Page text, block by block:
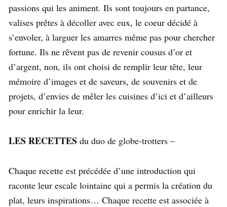
passions qui les animent. Ils sont toujours en partance,
valises prêtes à décoller avec eux, le coeur décidé à
s’envoler, à larguer les amarres même pas pour chercher
fortune. Ils ne rêvent pas de revenir cousus d’or et
d’argent, non, ils ont choisi de remplir leur tête, leur
mémoire d’images et de saveurs, de souvenirs et de
projets, d’envies de mêler les cuisines d’ici et d’ailleurs
pour enrichir la leur.
LES RECETTES du duo de globe-trotters –
Chaque recette est précédée d’une introduction qui
raconte leur escale lointaine qui a permis la création du
plat, leurs inspirations… Chaque recette est associée à